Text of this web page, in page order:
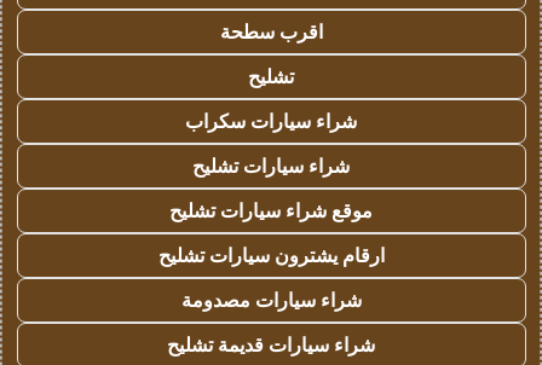
اقرب سطحة
تشليح
شراء سيارات سكراب
شراء سيارات تشليح
موقع شراء سيارات تشليح
ارقام يشترون سيارات تشليح
شراء سيارات مصدومة
شراء سيارات قديمة تشليح